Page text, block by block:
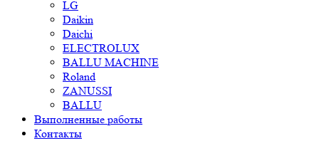
LG
Daikin
Daichi
ELECTROLUX
BALLU MACHINE
Roland
ZANUSSI
BALLU
Выполненные работы
Контакты